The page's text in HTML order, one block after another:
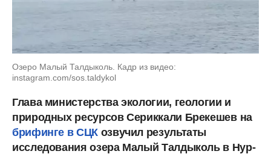
Озеро Малый Талдыколь. Кадр из видео:
instagram.com/sos.taldykol
Глава министерства экологии, геологии и
природных ресурсов Сериккали Брекешев на
брифинге в СЦКозвучил результаты
исследования озера Малый Талдыколь в Нур-